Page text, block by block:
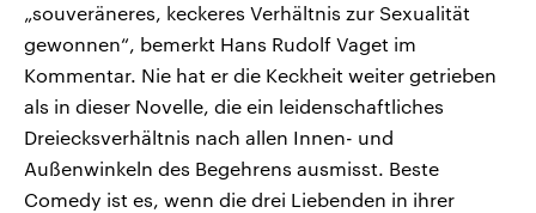
„souveräneres, keckeres Verhältnis zur Sexualität
gewonnen“, bemerkt Hans Rudolf Vaget im
Kommentar. Nie hat er die Keckheit weiter getrieben
als in dieser Novelle, die ein leidenschaftliches
Dreiecksverhältnis nach allen Innen- und
Außenwinkeln des Begehrens ausmisst. Beste
Comedy ist es, wenn die drei Liebenden in ihrer